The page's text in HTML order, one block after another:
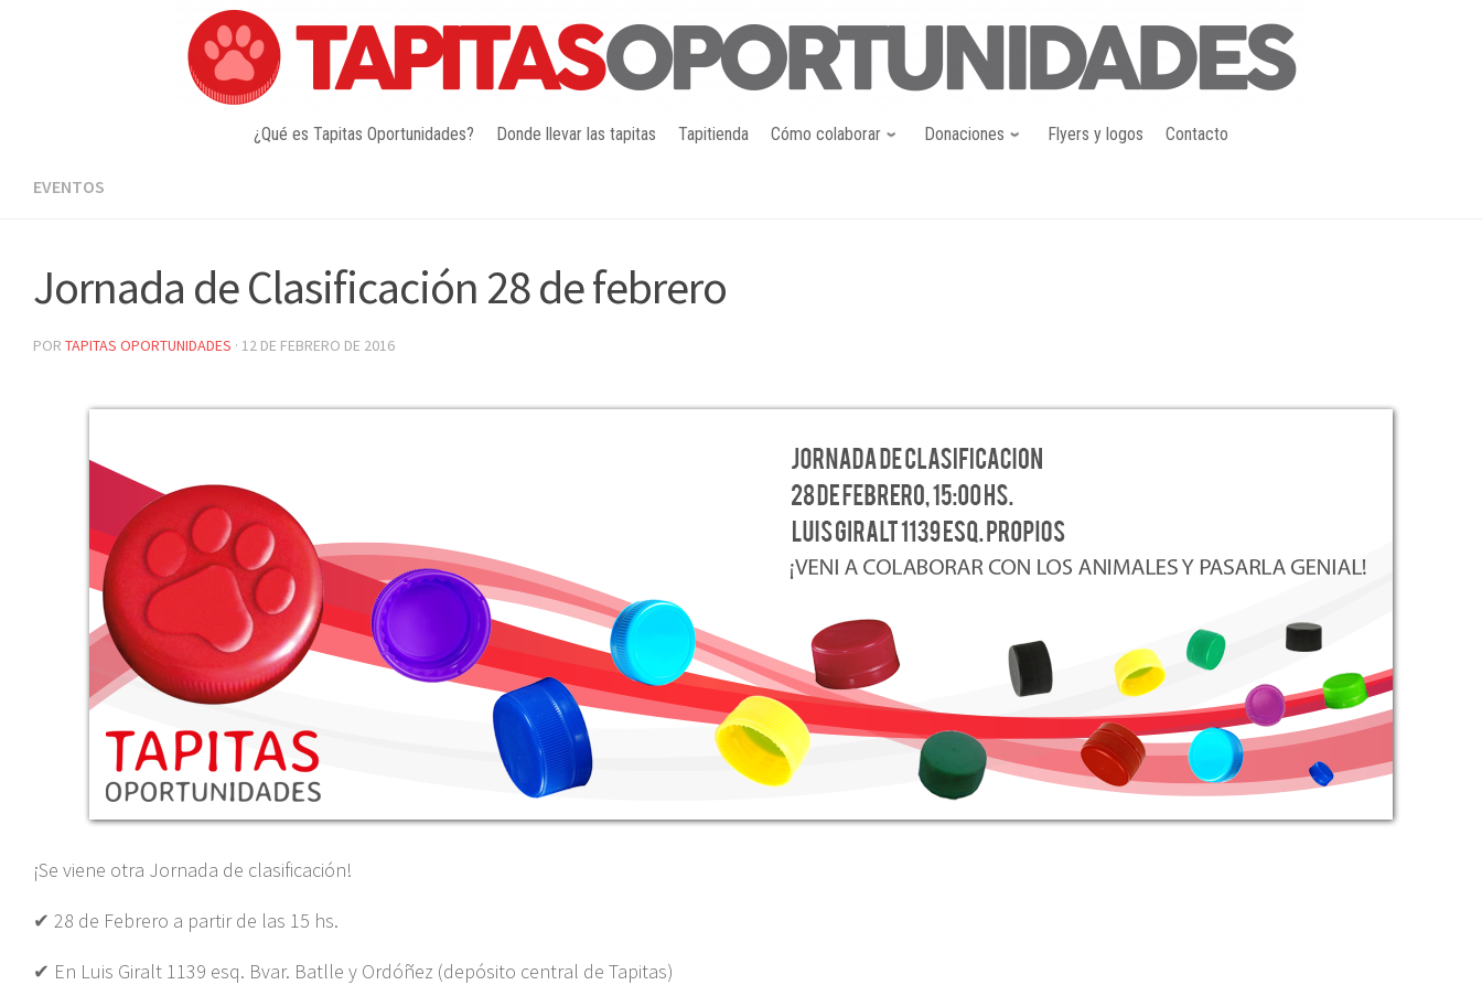
¿Qué es Tapitas Oportunidades? Donde llevar las tapitas Tapitienda Cómo colaborar Donaciones Flyers y logos Contacto
EVENTOS
Jornada de Clasificación 28 de febrero
POR TAPITAS OPORTUNIDADES · 12 DE FEBRERO DE 2016
¡Se viene otra Jornada de clasificación!
✔ 28 de Febrero a partir de las 15 hs.
✔ En Luis Giralt 1139 esq. Bvar. Batlle y Ordóñez (depósito central de Tapitas)